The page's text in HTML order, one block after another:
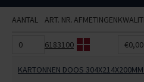
AANTAL ART. NR.AFMETINGEN
6183100 €0,00
KARTONNEN DOOS